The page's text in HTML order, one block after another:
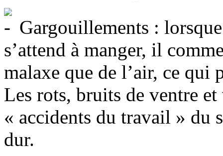
Gargouillements :
s’attend à manger, il
malaxe que de l’air, ce qui
Les rots, bruits de ventre
« accidents du travail » du
dur.